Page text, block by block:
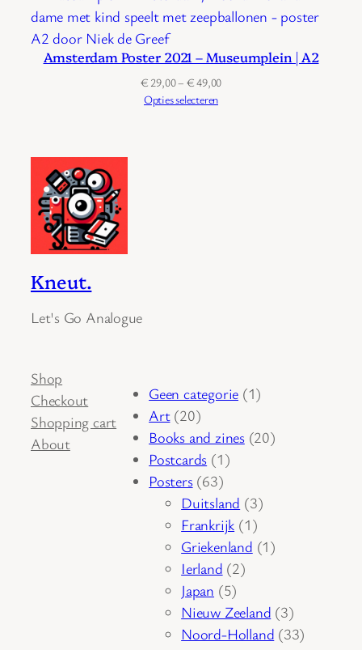
€ 49,00
Amsterdam Poster 2021 – Museumplein | A2
€ 29,00– €49,00Prijsklasse:
Opties selecteren
Kneut.
Let's Go Analogue
Shop
Checkout
Shopping cart
About
Geen categorie 11
Art 2020
producten
Books and zines 2020
Postcards 11
Posters 6363
producten
Duitsland 33
producten
Frankrijk 11
product
Griekenland 11
Ierland 22
Japan 55
producten
Nieuw Zeeland 33
producten
Noord-Holland 3333